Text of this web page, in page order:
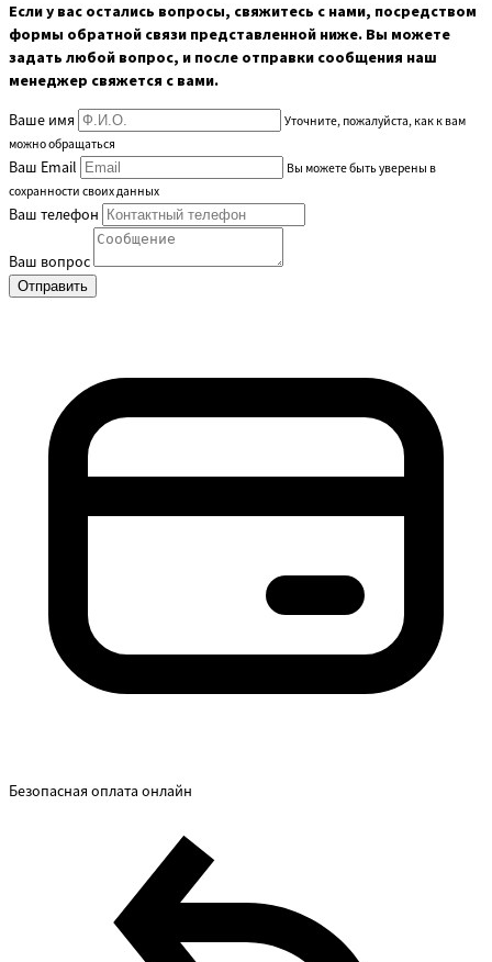
Если у вас остались вопросы, свяжитесь с нами, посредством
формы обратной связи представленной ниже. Вы можете
задать любой вопрос, и после отправки сообщения наш
менеджер свяжется с вами.
Ваше имя
Уточните, пожалуйста, как к вам
можно обращаться
Ваш Email
Вы можете быть уверены в
сохранности своих данных
Ваш телефон
Ваш вопрос
Безопасная оплата онлайн